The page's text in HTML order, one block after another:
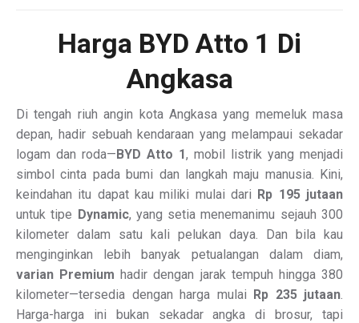
Harga BYD Atto 1 Di
Angkasa
Di tengah riuh angin kota Angkasa yang memeluk masa
depan, hadir sebuah kendaraan yang melampaui sekadar
logam dan roda—BYD Atto 1, mobil listrik yang menjadi
simbol cinta pada bumi dan langkah maju manusia. Kini,
keindahan itu dapat kau miliki mulai dari Rp 195 jutaan
untuk tipe Dynamic, yang setia menemanimu sejauh 300
kilometer dalam satu kali pelukan daya. Dan bila kau
menginginkan lebih banyak petualangan dalam diam,
varian Premium hadir dengan jarak tempuh hingga 380
kilometer—tersedia dengan harga mulai Rp 235 jutaan.
Harga-harga ini bukan sekadar angka di brosur, tapi